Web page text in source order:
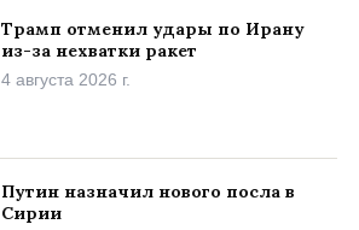
Трамп отменил удары по Ирану
из-за нехватки ракет
4 августа 2026 г.
Путин назначил нового посла в
Сирии